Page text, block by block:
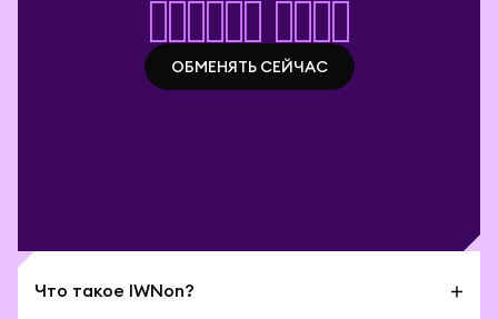
ОБМЕНЯТЬ СЕЙЧАС
Что такое IWNon?